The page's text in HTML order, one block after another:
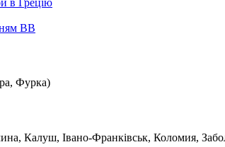
ВB
Фурка)
Калуш, Івано-Франківськ, Коломия,